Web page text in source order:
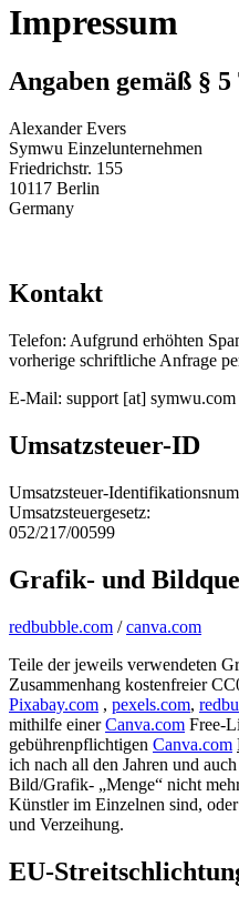
Impressum
Angaben gemäß §
Alexander Evers
Symwu Einzelunternehmen
Friedrichstr. 155
10117 Berlin
Germany
Kontakt
Telefon: Aufgrund erhöhten
vorherige schriftliche Anfrage
E-Mail: support [at] symwu.com
Umsatzsteuer-ID
Umsatzsteuer-
Umsatzsteuergesetz:
052/217/00599
Grafik- und
redbubble.com /canva.com
Teile der jeweils verwendeten
Zusammenhang kostenfreier
Pixabay.com , pexels.com,
mithilfe einerCanva.com Free-
gebührenpflichtigen Canva.com
ich nach all den Jahren und
Bild/Grafik- „Menge“ nicht
Künstler im Einzelnen sind,
und Verzeihung.
EU-